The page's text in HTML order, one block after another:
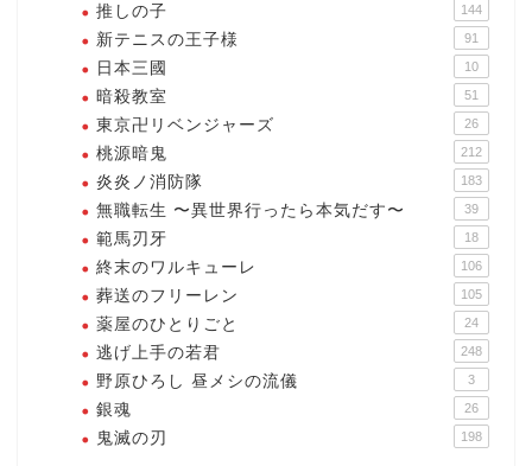
推しの子 144
新テニスの王子様 91
日本三國 10
暗殺教室 51
東京卍リベンジャーズ 26
桃源暗鬼 212
炎炎ノ消防隊 183
無職転生 〜異世界行ったら本気だす〜 39
範馬刃牙 18
終末のワルキューレ 106
葬送のフリーレン 105
薬屋のひとりごと 24
逃げ上手の若君 248
野原ひろし 昼メシの流儀 3
銀魂 26
鬼滅の刃 198